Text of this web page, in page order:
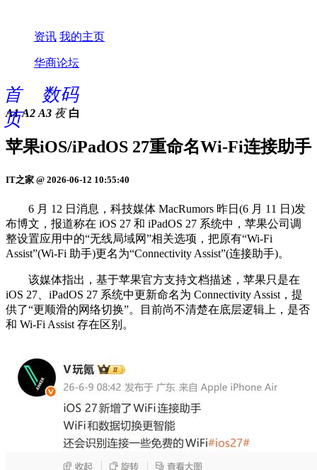
资讯 我的主页
华商论坛
首
页
数码
A1 A2 A3 夜 白
苹果iOS/iPadOS 27重命名Wi-Fi连接助手
IT之家 @ 2026-06-12 10:55:40
6 月 12 日消息，科技媒体 MacRumors 昨日(6 月 11 日)发
布博文，报道称在 iOS 27 和 iPadOS 27 系统中，苹果公司调
整设置应用中的“无线局域网”相关选项，把原有“Wi‑Fi
Assist”(Wi-Fi 助手)更名为“Connectivity Assist”(连接助手)。
该媒体指出，基于苹果官方支持文档描述，苹果只是在
iOS 27、iPadOS 27 系统中更新命名为 Connectivity Assist，提
供了“更顺滑的网络切换”。目前尚不清楚在底层逻辑上，是否
和 Wi‑Fi Assist 存在区别。